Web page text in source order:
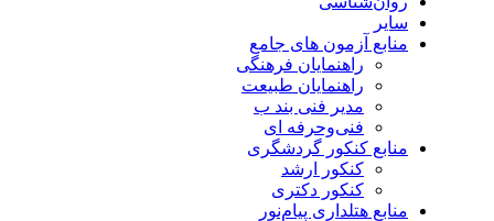
سایر
منابع آزمون های جامع
راهنمایان فرهنگی
راهنمایان طبیعت
مدیر فنی بند ب
فنی‌وحرفه‌ ای
منابع کنکور گردشگری
کنکور ارشد
کنکور دکتری
منابع هتلداری پیام‌نور